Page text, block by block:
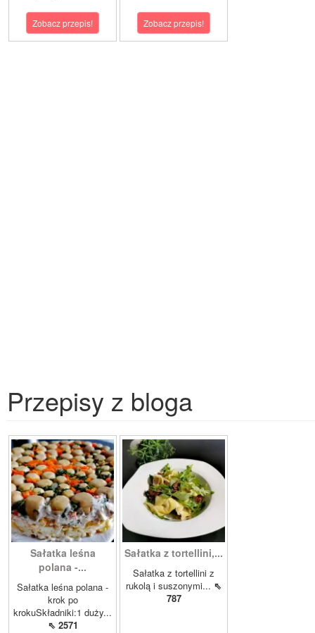
Zobacz przepis! Zobacz przepis!
Przepisy z bloga
Sałatka leśna
polana -...
Sałatka leśna polana -
krok po
krokuSkładniki:1 duży...
⇖ 2571
Sałatka z tortellini,...
Sałatka z tortellini z
rukolą i suszonymi... ⇖
787